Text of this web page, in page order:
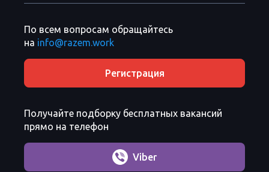
По всем вопросам обращайтесь
на info@razem.work
Регистрация
Получайте подборку бесплатных вакансий
прямо на телефон
Viber